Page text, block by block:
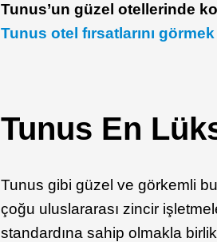
Tunus’un güzel otellerinde
Tunus otel fırsatlarını
Tunus En
Tunus gibi güzel ve görkemli
çoğu uluslararası zincir
standardına sahip olmakla